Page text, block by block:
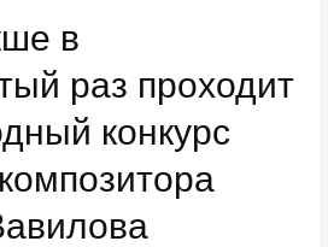
в
раз проходит
конкурс